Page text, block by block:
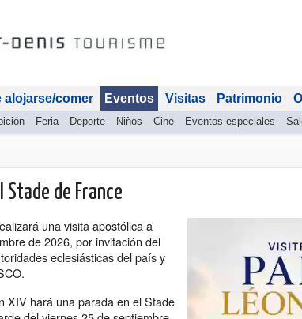
alojarse/comer Eventos
Feria Deporte Niños Cine Eventos especiales
Visitas Patrimonio
Stade de France
una visita apostólica a
de 2026, por invitación del
eclesiásticas del país y
XIV hará una parada en el Stade